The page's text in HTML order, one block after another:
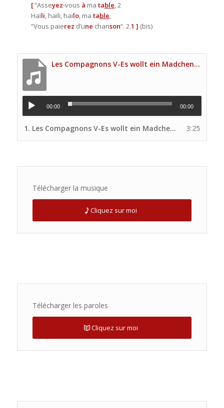
[“Asseyez-vous à ma table, 2
Haïli, haïli, haïlo, ma table,
“Vous paierez d’une chanson“. 2.1 ] (bis)
Les Compagnons V-Es wollt ein Madchen (Audio Voix principale Site UNP)
00:00 00:00
1. Les Compagnons V-Es wollt ein Madchen (Audio Voix principale Site UNP) 3:25
Télécharger la musique
Cliquez sur moi
Télécharger les paroles
Cliquez sur moi